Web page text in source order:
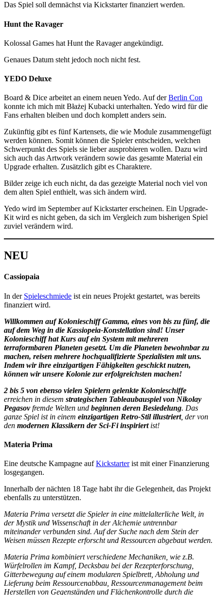
Das Spiel soll demnächst via Kickstarter finanziert werden.
Hunt the Ravager
Kolossal Games hat Hunt the Ravager angekündigt.
Genaues Datum steht jedoch noch nicht fest.
YEDO Deluxe
Board & Dice arbeitet an einem neuen Yedo. Auf derBerlin Con
konnte ich mich mit Błażej Kubacki unterhalten. Yedo wird für die
Fans erhalten bleiben und doch komplett anders sein.
Zukünftig gibt es fünf Kartensets, die wie Module zusammengefügt
werden können. Somit können die Spieler entscheiden, welchen
Schwerpunkt des Spiels sie lieber ausprobieren wollen. Dazu wird
sich auch das Artwork verändern sowie das gesamte Material ein
Upgrade erhalten. Zusätzlich gibt es Charaktere.
Bilder zeige ich euch nicht, da das gezeigte Material noch viel von
dem alten Spiel enthielt, was sich ändern wird.
Yedo wird im September auf Kickstarter erscheinen. Ein Upgrade-
Kit wird es nicht geben, da sich im Vergleich zum bisherigen Spiel
zuviel verändern wird.
NEU
Cassiopaia
In der Spieleschmiede ist ein neues Projekt gestartet, was bereits
finanziert wird.
Willkommen auf Kolonieschiff Gamma, eines von bis zu fünf, die
auf dem Weg in die Kassiopeia-Konstellation sind! Unser
Kolonieschiff hat Kurs auf ein System mit mehreren
terraformbaren Planeten gesetzt. Um die Planeten bewohnbar zu
machen, reisen mehrere hochqualifizierte Spezialisten mit uns.
Indem wir ihre einzigartigen Fähigkeiten geschickt nutzen,
können wir unsere Kolonie zur erfolgreichsten machen!
2 bis 5 von ebenso vielen Spielern gelenkte Kolonieschiffe
erreichen in diesem strategischen Tableaubauspiel von Nikolay
Pegasovfremde Welten und beginnen deren Besiedelung. Das
ganze Spiel ist in einem einzigartigen Retro-Stil illustriert, der von
den modernen Klassikern der Sci-Fi inspiriertist!
Materia Prima
Eine deutsche Kampagne aufKickstarterist mit einer Finanzierung
losgegangen.
Innerhalb der nächten 18 Tage habt ihr die Gelegenheit, das Projekt
ebenfalls zu unterstützen.
Materia Prima versetzt die Spieler in eine mittelalterliche Welt, in
der Mystik und Wissenschaft in der Alchemie untrennbar
miteinander verbunden sind. Auf der Suche nach dem Stein der
Weisen müssen Rezepte erforscht und Ressourcen abgebaut werden.
Materia Prima kombiniert verschiedene Mechaniken, wie z.B.
Würfelrollen im Kampf, Decksbau bei der Rezepterforschung,
Gitterbewegung auf einem modularen Spielbrett, Abholung und
Lieferung beim Ressourcenabbau, Ressourcenmanagement beim
Herstellen von Gegenständen und Flächenkontrolle durch die